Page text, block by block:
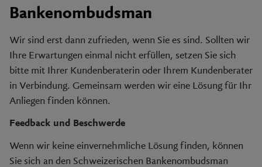
Bankenombudsman
Wir sind erst dann zufrieden, wenn Sie es sind. Sollten wir
Ihre Erwartungen einmal nicht erfüllen, setzen Sie sich
bitte mit Ihrer Kundenberaterin oder Ihrem Kundenberater
in Verbindung. Gemeinsam werden wir eine Lösung für Ihr
Anliegen finden können.
Feedback und Beschwerde
Wenn wir keine einvernehmliche Lösung finden, können
Sie sich an den Schweizerischen Bankenombudsman